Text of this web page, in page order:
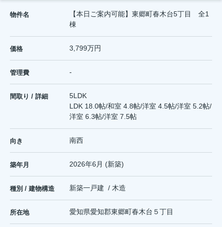
物件名
【本日ご案内可能】東郷町春木台5丁目 全1
棟
価格 3,799万円
管理費 -
間取り / 詳細
5LDK
LDK 18.0帖/和室 4.8帖/洋室 4.5帖/洋室 5.2帖/
洋室 6.3帖/洋室 7.5帖
向き 南西
築年月 2026年6月 (新築)
種別 / 建物構造 新築一戸建 / 木造
所在地 愛知県愛知郡東郷町春木台 ５丁目